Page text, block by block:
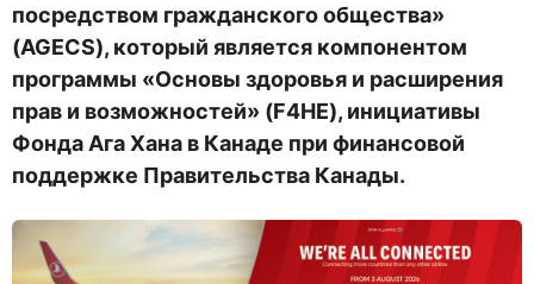
посредством гражданского общества»
(AGECS), который является компонентом
программы «Основы здоровья и расширения
прав и возможностей» (F4HE), инициативы
Фонда Ага Хана в Канаде при финансовой
поддержке Правительства Канады.